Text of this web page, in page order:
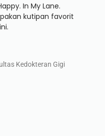
In My Lane.
kutipan favorit
Kedokteran Gigi